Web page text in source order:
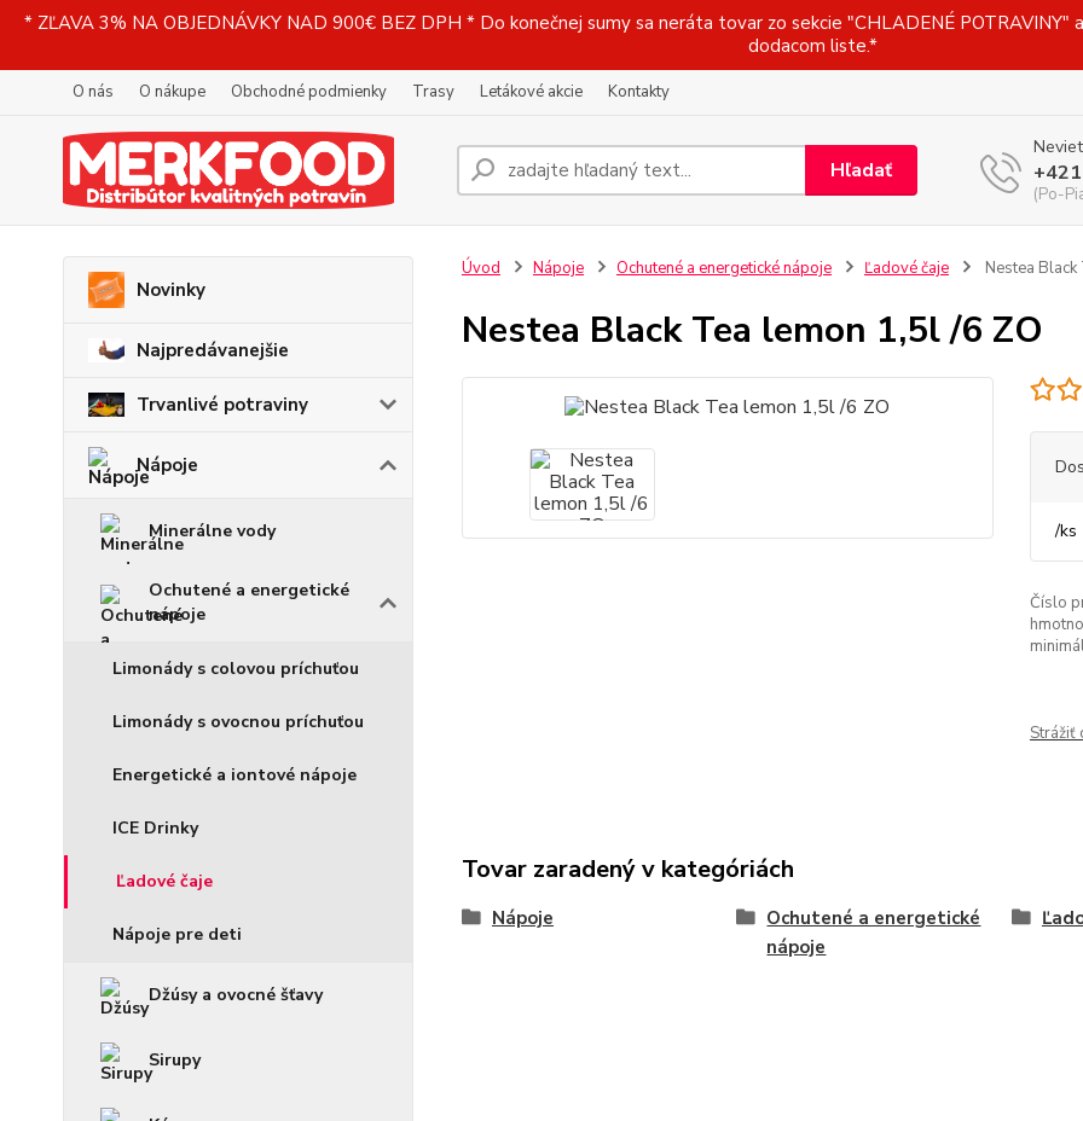
* ZĽAVA 3% NA OBJEDNÁVKY NAD 900€ BEZ DPH * Do konečnej sumy sa neráta tovar zo sekcie "CHLADENÉ
dodacom liste.*
O nás O nákupe Obchodné podmienky Trasy Letákové akcie Kontakty
Hľadať
(Po-
Novinky
Najpredávanejšie
Trvanlivé potraviny
Nápoje
Minerálne vody
Ochutené a energetické
nápoje
Limonády s colovou príchuťou
Limonády s ovocnou príchuťou
Energetické a iontové nápoje
ICE Drinky
Ľadové čaje
Nápoje pre deti
Džúsy a ovocné šťavy
Sirupy
Úvod Nápoje Ochutené a energetické nápoje Ľadové čaje Nestea
Nestea Black Tea lemon 1,5l /6 ZO
/ks
Číslo
Strážiť
Tovar zaradený v kategóriách
Nápoje
Ochutené a energetické
nápoje